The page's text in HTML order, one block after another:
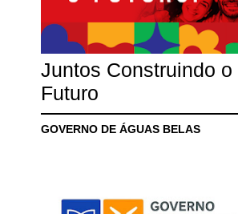
Juntos Construindo o
Futuro
GOVERNO DE ÁGUAS BELAS